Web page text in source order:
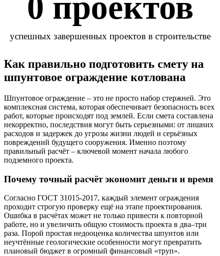
успешных завершенных проектов в строительстве
Как правильно подготовить смету на
шпунтовое ограждение котлована
Шпунтовое ограждение – это не просто набор стержней. Это
комплексная система, которая обеспечивает безопасность всех
работ, которые происходят под землей. Если смета составлена
некорректно, последствия могут быть серьезными: от лишних
расходов и задержек до угрозы жизни людей и серьёзных
повреждений будущего сооружения. Именно поэтому
правильный расчёт – ключевой момент начала любого
подземного проекта.
Почему точный расчёт экономит деньги и время
Согласно ГОСТ 31015‑2017, каждый элемент ограждения
проходит строгую проверку ещё на этапе проектирования.
Ошибка в расчётах может не только привести к повторной
работе, но и увеличить общую стоимость проекта в два–три
раза. Порой простая недооценка количества шпунтов или
неучтённые геологические особенности могут превратить
плановый бюджет в огромный финансовый «труп».